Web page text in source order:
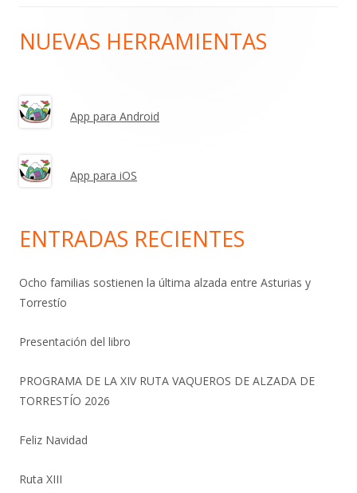
Barra
principal
NUEVAS HERRAMIENTAS
App para Android
App para iOS
ENTRADAS RECIENTES
Ocho familias sostienen la última alzada entre Asturias y
Torrestío
Presentación del libro
PROGRAMA DE LA XIV RUTA VAQUEROS DE ALZADA DE
TORRESTÍO 2026
Feliz Navidad
Ruta XIII